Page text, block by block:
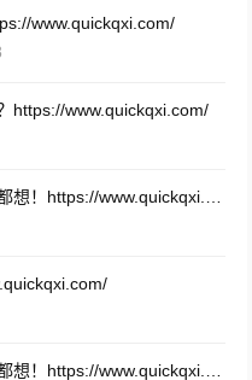
www.quickqxi.com/
https://www.quickqxi.com/